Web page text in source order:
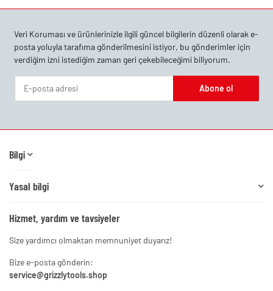
Veri Koruması ve ürünlerinizle ilgili güncel bilgilerin düzenli olarak e-
posta yoluyla tarafıma gönderilmesini istiyor, bu gönderimler için
verdiğim izni istediğim zaman geri çekebileceğimi biliyorum.
Abone ol
Bilgi
Yasal bilgi
Hizmet, yardım ve tavsiyeler
Size yardımcı olmaktan memnuniyet duyarız!
Bize e-posta gönderin:
service@grizzlytools.shop